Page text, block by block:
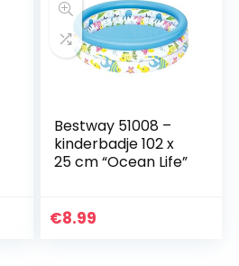
Bestway 51008 –
kinderbadje 102 x
25 cm “Ocean Life”
€8.99